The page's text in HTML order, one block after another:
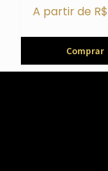
A partir de R$
Comprar